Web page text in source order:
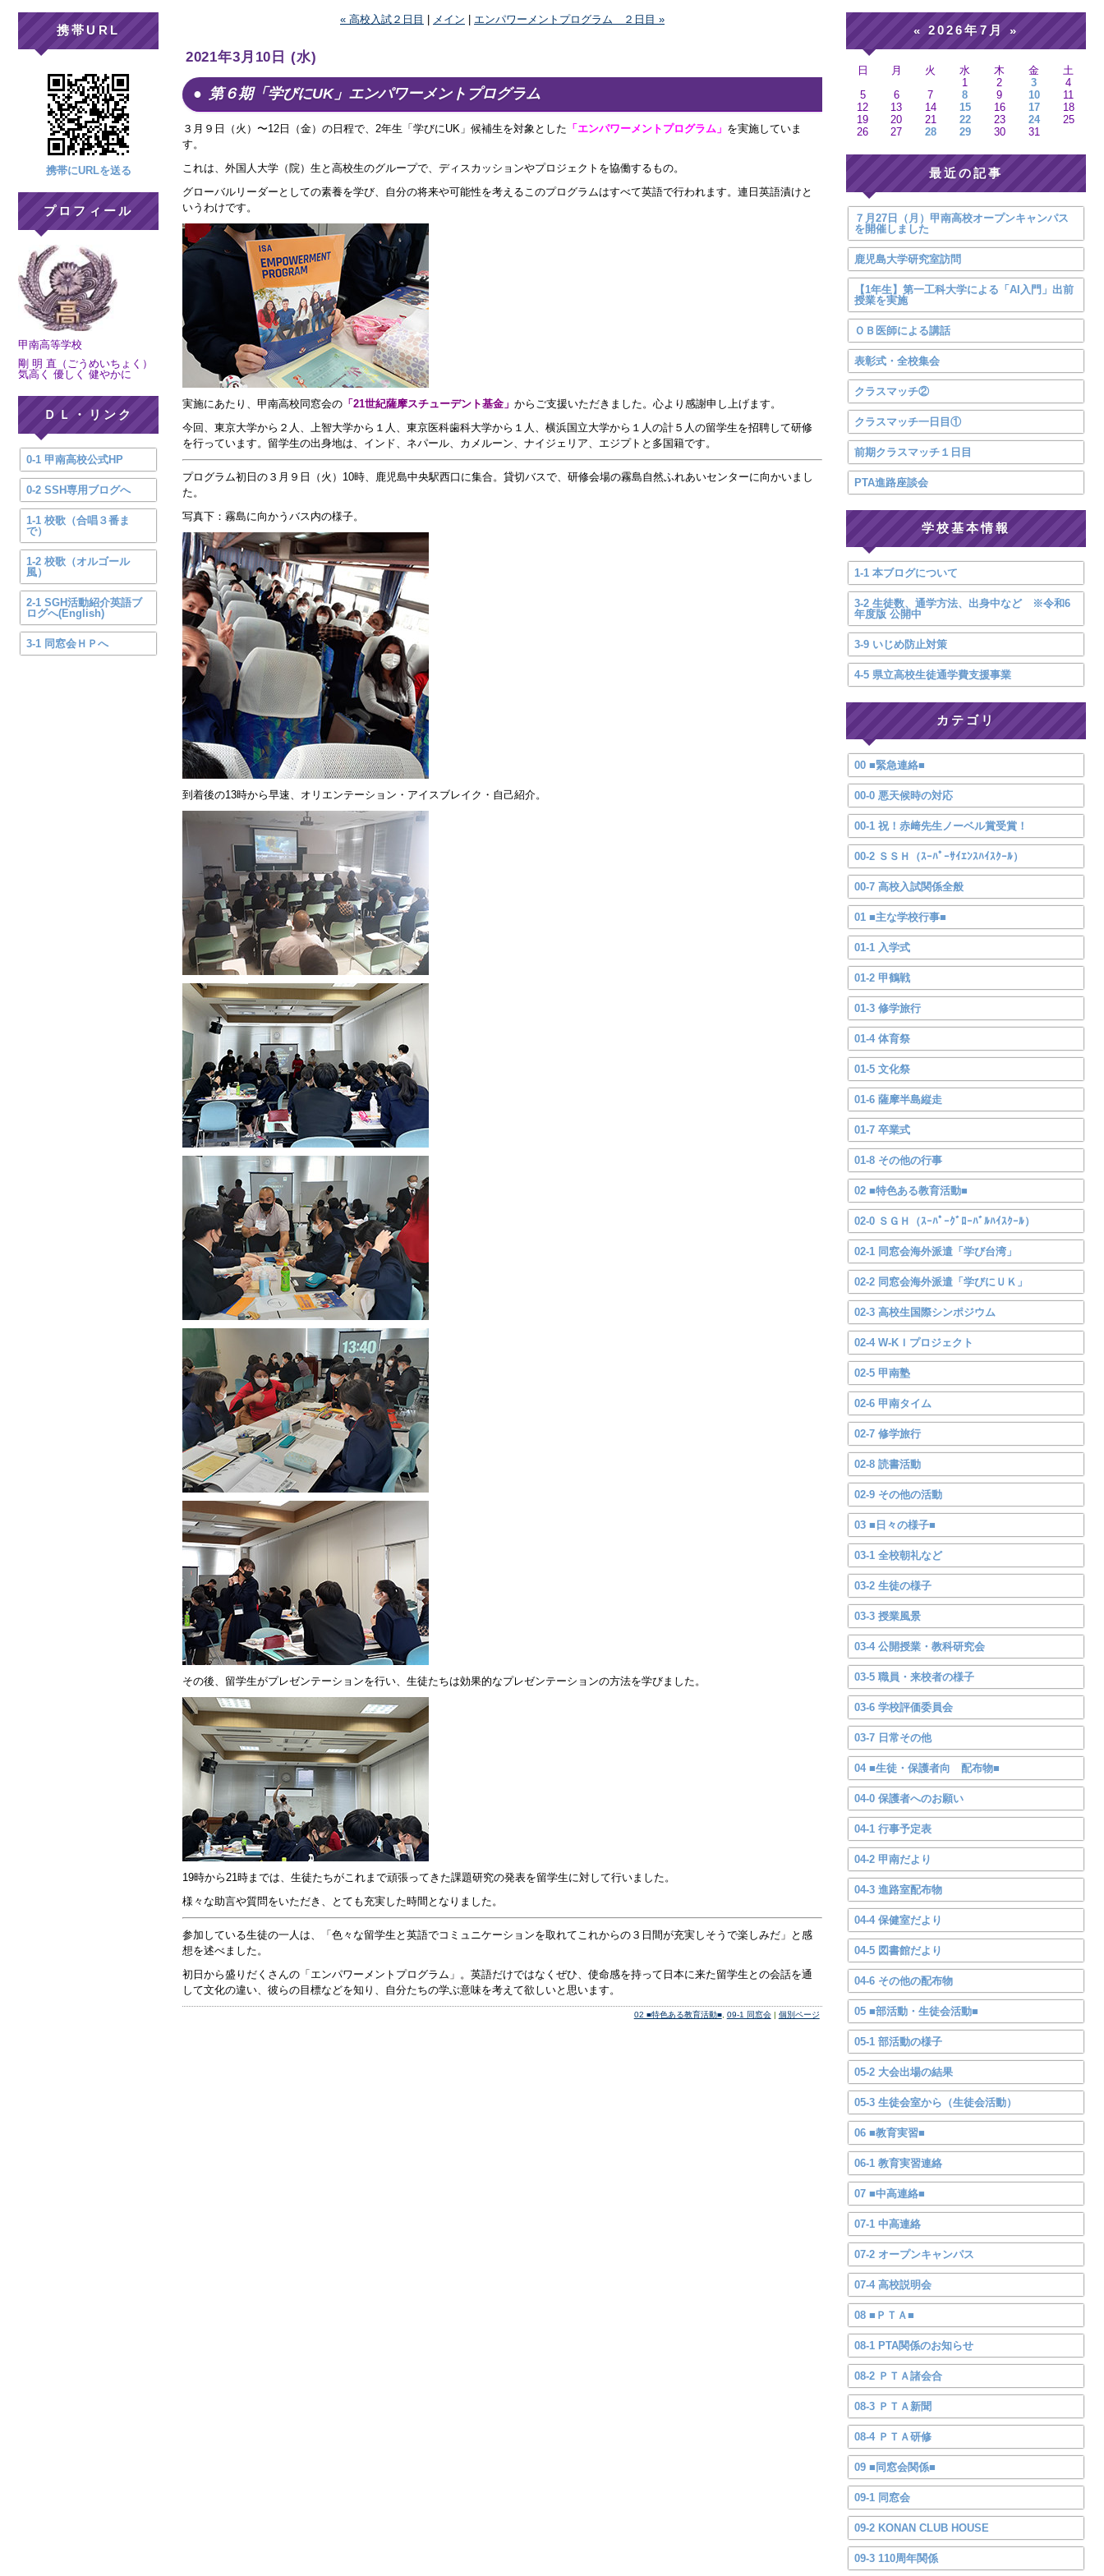
携帯URL
携帯にURLを送る
プロフィール
甲南高等学校
剛 明 直（ごうめいちょく）
気高く 優しく 健やかに
ＤＬ・リンク
0-1 甲南高校公式HP
0-2 SSH専用ブログへ
1-1 校歌（合唱３番ま
で）
1-2 校歌（オルゴール
風）
2-1 SGH活動紹介英語ブ
ログへ(English)
3-1 同窓会ＨＰへ
« 高校入試２日目 メイン エンパワーメントプログラム ２日目 »
2021年3月10日 (水)
第６期「学びにUK」エンパワーメントプログラム
３月９日（火）〜12日（金）の日程で、2年生「学びにUK」候補生を対象とした 「エンパワーメントプログラム」 を実施していま
す。
これは、外国人大学（院）生と高校生のグループで、ディスカッションやプロジェクトを協働するもの。
グローバルリーダーとしての素養を学び、自分の将来や可能性を考えるこのプログラムはすべて英語で行われます。連日英語漬けと
いうわけです。
実施にあたり、甲南高校同窓会の 「21世紀薩摩スチューデント基金」からご支援いただきました。心より感謝申し上げます。
今回、東京大学から２人、上智大学から１人、東京医科歯科大学から１人、横浜国立大学から１人の計５人の留学生を招聘して研修
を行っています。留学生の出身地は、インド、ネパール、カメルーン、ナイジェリア、エジプトと多国籍です。
プログラム初日の３月９日（火）10時、鹿児島中央駅西口に集合。貸切バスで、研修会場の霧島自然ふれあいセンターに向かいまし
た。
写真下：霧島に向かうバス内の様子。
到着後の13時から早速、オリエンテーション・アイスブレイク・自己紹介。
その後、留学生がプレゼンテーションを行い、生徒たちは効果的なプレゼンテーションの方法を学びました。
19時から21時までは、生徒たちがこれまで頑張ってきた課題研究の発表を留学生に対して行いました。
様々な助言や質問をいただき、とても充実した時間となりました。
参加している生徒の一人は、「色々な留学生と英語でコミュニケーションを取れてこれからの３日間が充実しそうで楽しみだ」と感
想を述べました。
初日から盛りだくさんの「エンパワーメントプログラム」。英語だけではなくぜひ、使命感を持って日本に来た留学生との会話を通
して文化の違い、彼らの目標などを知り、自分たちの学ぶ意味を考えて欲しいと思います。
02 ■特色ある教育活動■, 09-1 同窓会 | 個別ページ
«2026年7月 »
日 月 火 水 木 金
土
1
2 3
4
5
6 7 8 9 10
11
12
13 14 15 16 17
18
19
20 21 22 23 24
25
26
27 28 29 30 31
最近の記事
７月27日（月）甲南高校オープンキャンパス
を開催しました
鹿児島大学研究室訪問
【1年生】第一工科大学による「AI入門」出前
授業を実施
ＯＢ医師による講話
表彰式・全校集会
クラスマッチ②
クラスマッチ一日目①
前期クラスマッチ１日目
PTA進路座談会
学校基本情報
1-1 本ブログについて
3-2 生徒数、通学方法、出身中など ※令和6
年度版 公開中
3-9 いじめ防止対策
4-5 県立高校生徒通学費支援事業
カテゴリ
00 ■緊急連絡■
00-0 悪天候時の対応
00-1 祝！赤﨑先生ノーベル賞受賞！
00-2 ＳＳＨ（ｽｰﾊﾟｰｻｲｴﾝｽﾊｲｽｸｰﾙ）
00-7 高校入試関係全般
01 ■主な学校行事■
01-1 入学式
01-2 甲鶴戦
01-3 修学旅行
01-4 体育祭
01-5 文化祭
01-6 薩摩半島縦走
01-7 卒業式
01-8 その他の行事
02 ■特色ある教育活動■
02-0 ＳＧＨ（ｽｰﾊﾟｰｸﾞﾛｰﾊﾞﾙﾊｲｽｸｰﾙ）
02-1 同窓会海外派遣「学び台湾」
02-2 同窓会海外派遣「学びにＵＫ」
02-3 高校生国際シンポジウム
02-4 W-KＩプロジェクト
02-5 甲南塾
02-6 甲南タイム
02-7 修学旅行
02-8 読書活動
02-9 その他の活動
03 ■日々の様子■
03-1 全校朝礼など
03-2 生徒の様子
03-3 授業風景
03-4 公開授業・教科研究会
03-5 職員・来校者の様子
03-6 学校評価委員会
03-7 日常その他
04 ■生徒・保護者向 配布物■
04-0 保護者へのお願い
04-1 行事予定表
04-2 甲南だより
04-3 進路室配布物
04-4 保健室だより
04-5 図書館だより
04-6 その他の配布物
05 ■部活動・生徒会活動■
05-1 部活動の様子
05-2 大会出場の結果
05-3 生徒会室から（生徒会活動）
06 ■教育実習■
06-1 教育実習連絡
07 ■中高連絡■
07-1 中高連絡
07-2 オープンキャンパス
07-4 高校説明会
08 ■ＰＴＡ■
08-1 PTA関係のお知らせ
08-2 ＰＴＡ諸会合
08-3 ＰＴＡ新聞
08-4 ＰＴＡ研修
09 ■同窓会関係■
09-1 同窓会
09-2 KONAN CLUB HOUSE
09-3 110周年関係